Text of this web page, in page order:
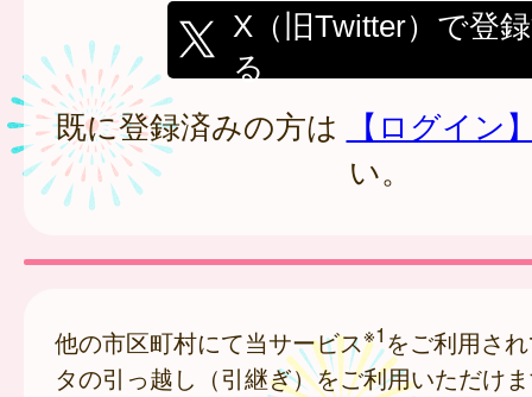
X（旧Twitter）で登
る
既に登録済みの方は
【ログイン
い。
他の市区町村にて当サービス※1 をご利用さ
タの引っ越し（引継ぎ）をご利用いただけ